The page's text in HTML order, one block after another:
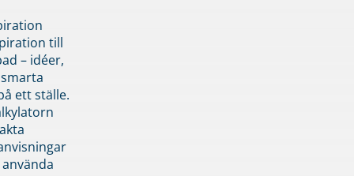
till
– idéer,
ett ställe.